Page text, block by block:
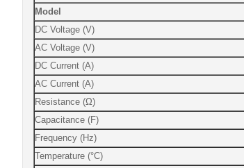
Model
DC Voltage (V)
AC Voltage (V)
DC Current (A)
AC Current (A)
Resistance (Ω)
Capacitance (F)
Frequency (Hz)
Temperature (°C)